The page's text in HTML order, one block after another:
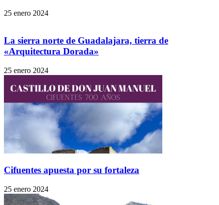
25 enero 2024
La sierra norte de Guadalajara, tierra de
«Arquitectura Dorada»
25 enero 2024
Cifuentes apuesta por su fortaleza
25 enero 2024